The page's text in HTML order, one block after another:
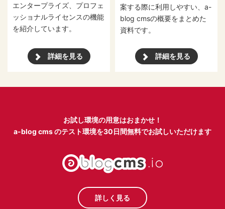
エンタープライズ、プロフェ
ッショナルライセンスの機能
を紹介しています。
詳細を見る
案する際に利用しやすい、a-
blog cmsの概要をまとめた
資料です。
詳細を見る
お試し環境の用意はおまかせ！
a-blog cms のテスト環境を30日間無料でお試しいただけます
詳しく見る